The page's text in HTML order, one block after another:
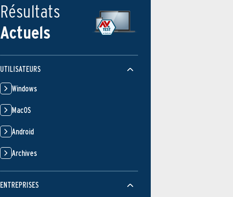
Résultats
Actuels
UTILISATEURS
Windows
MacOS
Android
Archives
ENTREPRISES